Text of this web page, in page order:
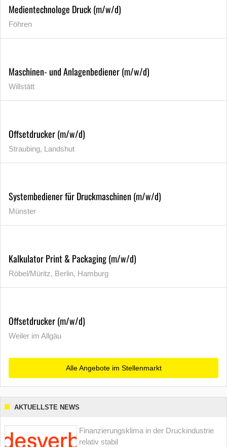
Medientechnologe Druck (m/w/d)
Föhren
Maschinen- und Anlagenbediener (m/w/d)
Willstätt
Offsetdrucker (m/w/d)
Straubing, Landshut
Systembediener für Druckmaschinen (m/w/d)
Münster
Kalkulator Print & Packaging (m/w/d)
Röbel/Müritz, Berlin, Hamburg
Offsetdrucker (m/w/d)
Weiler im Allgäu
Alle Angebote im Stellenmarkt
AKTUELLSTE NEWS
Finanzierungsklima in der Druckindustrie
relativ stabil